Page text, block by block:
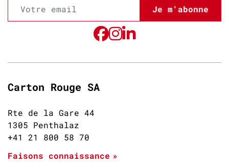
Je m'abonne
Carton Rouge SA
Rte de la Gare 44
1305 Penthalaz
+41 21 800 58 70
Faisons connaissance